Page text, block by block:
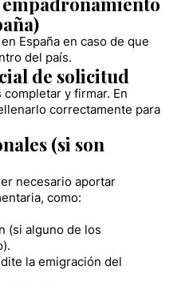
España en caso de que
del país.
de solicitud
y firmar. En
correctamente para
(si son
necesario aportar
como:
(si alguno de los
la emigración del